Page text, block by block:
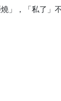
」，「私了」